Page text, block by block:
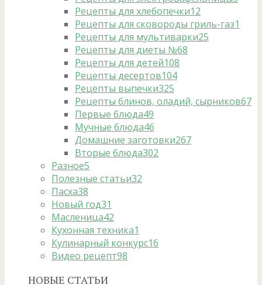
Рецепты для хлебопечки12
Рецепты для сковороды гриль-газ1
Рецепты для мультиварки25
Рецепты для диеты №68
Рецепты для детей108
Рецепты десертов104
Рецепты выпечки325
Рецепты блинов, оладий, сырников67
Первые блюда49
Мучные блюда46
Домашние заготовки267
Вторые блюда302
Разное5
Полезные статьи32
Пасха38
Новый год31
Масленица42
Кухонная техника1
Кулинарный конкурс16
Видео рецепт98
НОВЫЕ СТАТЬИ